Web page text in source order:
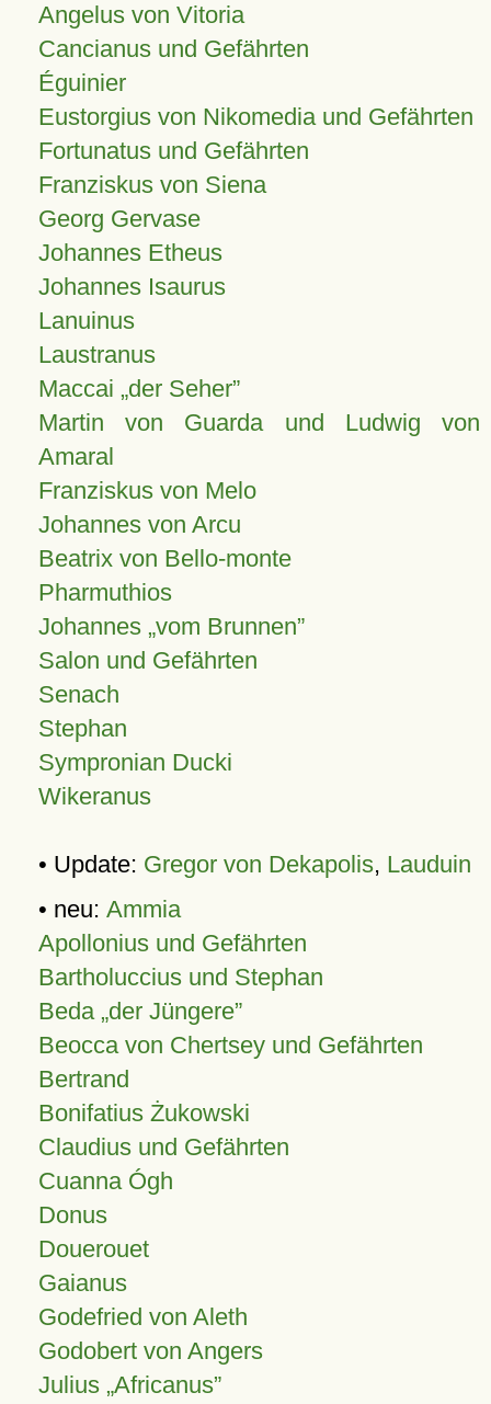
Angelus von Vitoria
Cancianus und Gefährten
Éguinier
Eustorgius von Nikomedia und Gefährten
Fortunatus und Gefährten
Franziskus von Siena
Georg Gervase
Johannes Etheus
Johannes Isaurus
Lanuinus
Laustranus
Maccai „der Seher”
Martin von Guarda und Ludwig von
Amaral
Franziskus von Melo
Johannes von Arcu
Beatrix von Bello-monte
Pharmuthios
Johannes vom Brunnen
Salon und Gefährten
Senach
Stephan
Sympronian Ducki
Wikeranus
• Update: Gregor von Dekapolis, Lauduin
• neu: Ammia
Apollonius und Gefährten
Bartholuccius und Stephan
Beda „der Jüngere”
Beocca von Chertsey und Gefährten
Bertrand
Bonifatius Żukowski
Claudius und Gefährten
Cuanna Ógh
Donus
Douerouet
Gaianus
Godefried von Aleth
Godobert von Angers
Julius Africanus